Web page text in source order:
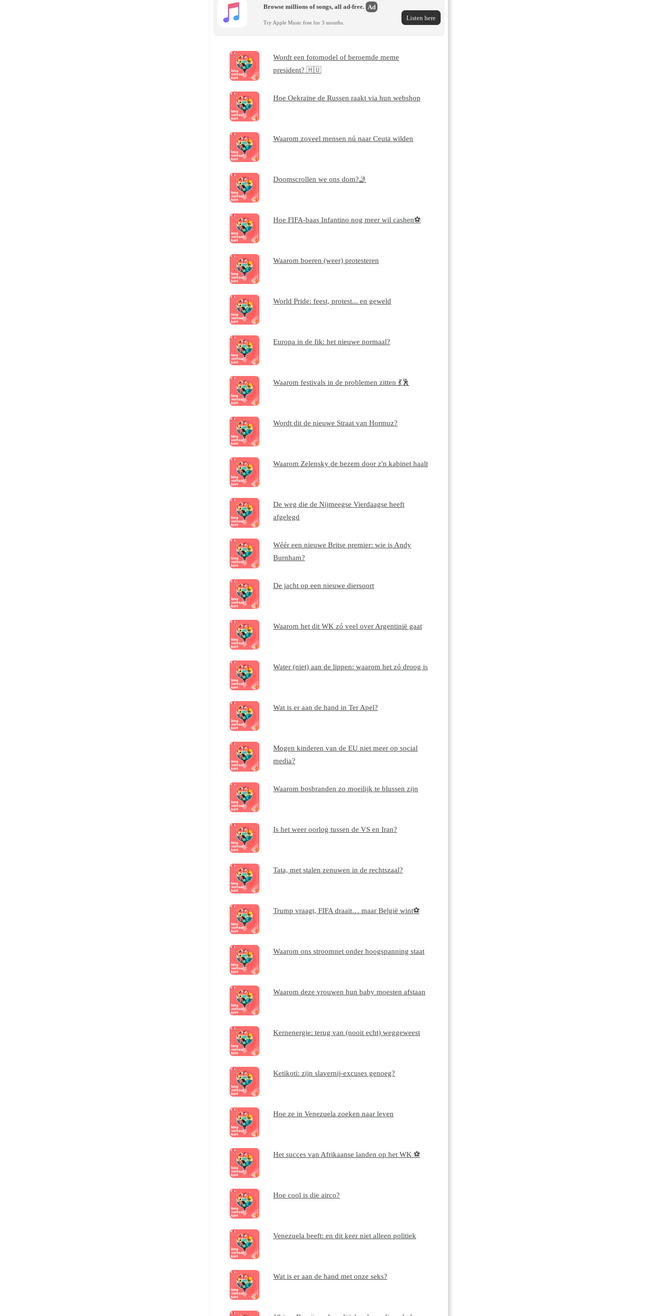
Browse millions of songs, all ad-free. Ad
Try Apple Music free for 3 months.
Listen here
Wordt een fotomodel of beroemde meme
president? 🇭🇺
Hoe Oekraïne de Russen raakt via hun webshop
Waarom zoveel mensen nú naar Ceuta wilden
Doomscrollen we ons dom?🤳
Hoe FIFA-baas Infantino nog meer wil cashen⚽
Waarom boeren (weer) protesteren
World Pride: feest, protest... en geweld
Europa in de fik: het nieuwe normaal?
Waarom festivals in de problemen zitten 💃🕺
Wordt dit de nieuwe Straat van Hormuz?
Waarom Zelensky de bezem door z'n kabinet haalt
De weg die de Nijmeegse Vierdaagse heeft
afgelegd
Wéér een nieuwe Britse premier: wie is Andy
Burnham?
De jacht op een nieuwe diersoort
Waarom het dit WK zó veel over Argentinië gaat
Water (niet) aan de lippen: waarom het zó droog is
Wat is er aan de hand in Ter Apel?
Mogen kinderen van de EU niet meer op social
media?
Waarom bosbranden zo moeilijk te blussen zijn
Is het weer oorlog tussen de VS en Iran?
Tata, met stalen zenuwen in de rechtszaal?
Trump vraagt, FIFA draait… maar België wint⚽
Waarom ons stroomnet onder hoogspanning staat
Waarom deze vrouwen hun baby moesten afstaan
Kernenergie: terug van (nooit echt) weggeweest
Ketikoti: zijn slavernij-excuses genoeg?
Hoe ze in Venezuela zoeken naar leven
Het succes van Afrikaanse landen op het WK ⚽
Hoe cool is die airco?
Venezuela beeft: en dit keer niet alleen politiek
Wat is er aan de hand met onze seks?